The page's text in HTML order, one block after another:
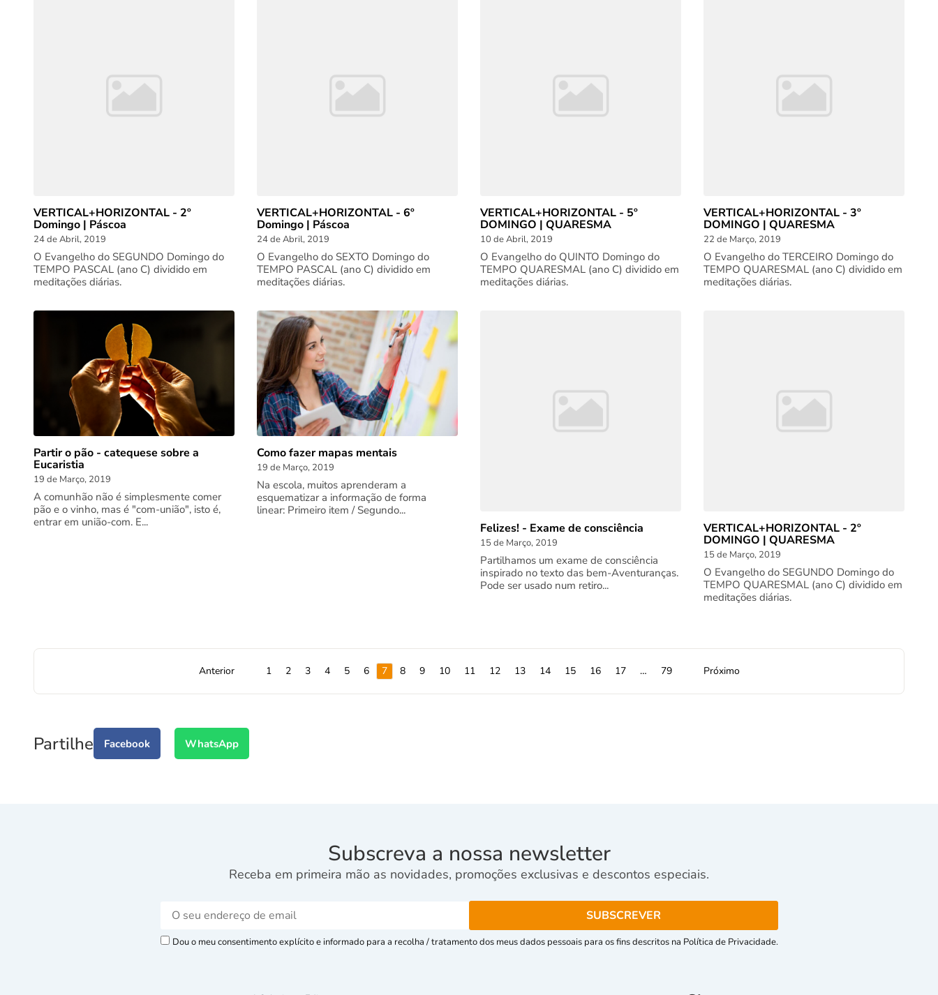
VERTICAL+HORIZONTAL - 2º
Domingo | Páscoa
24 de Abril, 2019
O Evangelho do SEGUNDO Domingo do
TEMPO PASCAL (ano C) dividido em
meditações diárias.
VERTICAL+HORIZONTAL - 6º
Domingo | Páscoa
24 de Abril, 2019
O Evangelho do SEXTO Domingo do
TEMPO PASCAL (ano C) dividido em
meditações diárias.
VERTICAL+HORIZONTAL - 5º
DOMINGO | QUARESMA
10 de Abril, 2019
O Evangelho do QUINTO Domingo do
TEMPO QUARESMAL (ano C) dividido em
meditações diárias.
VERTICAL+HORIZONTAL - 3º
DOMINGO | QUARESMA
22 de Março, 2019
O Evangelho do TERCEIRO Domingo do
TEMPO QUARESMAL (ano C) dividido em
meditações diárias.
Partir o pão - catequese sobre a
Eucaristia
19 de Março, 2019
A comunhão não é simplesmente comer
pão e o vinho, mas é "com-união", isto é,
entrar em união-com. E...
Como fazer mapas mentais
19 de Março, 2019
Na escola, muitos aprenderam a
esquematizar a informação de forma
linear: Primeiro item / Segundo...
Felizes! - Exame de consciência
15 de Março, 2019
Partilhamos um exame de consciência
inspirado no texto das bem-Aventuranças.
Pode ser usado num retiro...
VERTICAL+HORIZONTAL - 2º
DOMINGO | QUARESMA
15 de Março, 2019
O Evangelho do SEGUNDO Domingo do
TEMPO QUARESMAL (ano C) dividido em
meditações diárias.
Anterior 1 2 3 4 5 6 7 8 9 10 11 12 13 14 15 16 17 … 79 Próximo
Partilhe Facebook WhatsApp
Subscreva a nossa newsletter
Receba em primeira mão as novidades, promoções exclusivas e descontos especiais.
Dou o meu consentimento explícito e informado para a recolha / tratamento dos meus dados pessoais para os fins descritos na Política de Privacidade.